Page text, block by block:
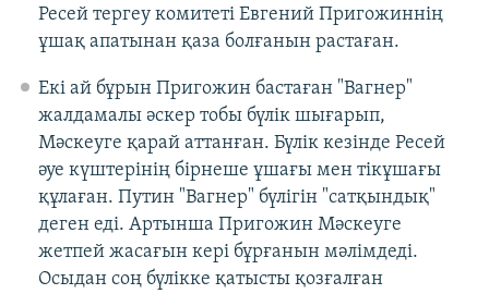
Ресей тергеу комитеті Евгений Пригожиннің
ұшақ апатынан қаза болғанын растаған.
Екі ай бұрын Пригожин бастаған "Вагнер"
жалдамалы әскер тобы бүлік шығарып,
Мәскеуге қарай аттанған. Бүлік кезінде Ресей
әуе күштерінің бірнеше ұшағы мен тікұшағы
құлаған. Путин "Вагнер" бүлігін "сатқындық"
деген еді. Артынша Пригожин Мәскеуге
жетпей жасағын кері бұрғанын мәлімдеді.
Осыдан соң бүлікке қатысты қозғалған